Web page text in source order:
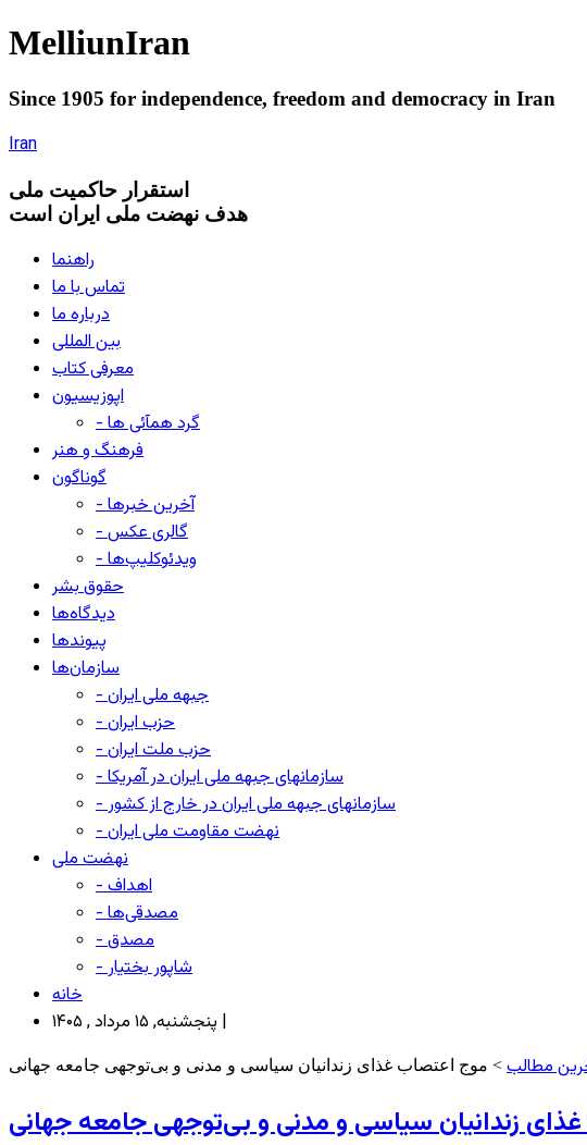
MelliunIran
Since 1905 for independence, freedom and democracy in Iran
Iran
استقرار حاکميت ملی
هدف نهضت ملی ایران است
راهنما
تماس با ما
درباره ما
بین المللی
معرفی کتاب
اپوزیسیون
- گرد همآئی ها
فرهنگ و هنر
گوناگون
- آخرین خبرها
- گالری عکس
- ویدئوکلیپ‌ها
حقوق بشر
دیدگاه‌ها
پیوندها
سازمان‌ها
- جبهه ملی ایران
- حزب ایران
- حزب ملت ایران
- سازمانهای جبهه ملی ایران در آمریکا
- سازمانهای جبهه ملی ایران در خارج از کشور
- نهضت مقاومت ملی ایران
نهضت ملی
- اهداف
- مصدقی‌ها
- مصدق
- شاپور بختیار
خانه
پنجشنبه, ۱۵ مرداد , ۱۴۰۵ |
مطالب > موج اعتصاب غذای زندانیان سیاسی و مدنی و بی‌توجهی جامعه جهانی
زندانیان سیاسی و مدنی و بی‌توجهی جامعه جهانی